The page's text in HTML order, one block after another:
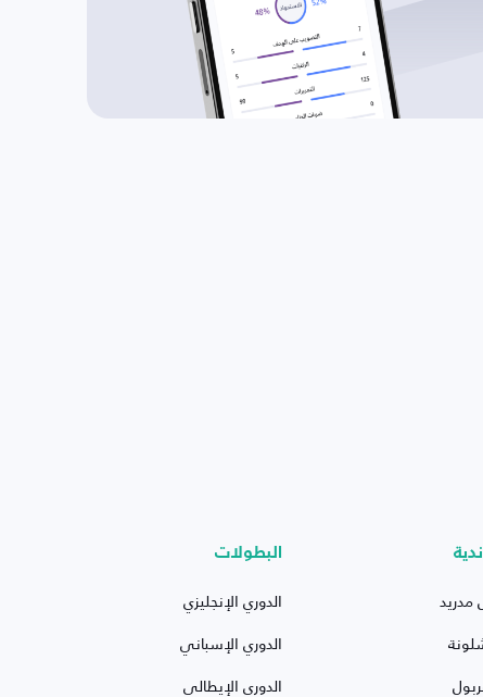
مدريد
البطولات
الدوري الإنجليزي
الدوري الإسباني
الدوري الإيطالي